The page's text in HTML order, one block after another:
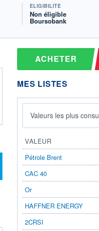
ÉLIGIBILITÉ
Non éligible
Boursobank
ACHETER
MES LISTES
Valeurs les plus
VALEUR
Pétrole Brent
CAC 40
Or
HAFFNER ENERGY
2CRSI